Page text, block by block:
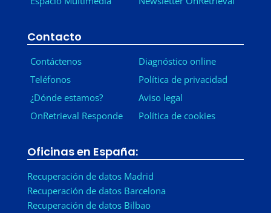
Contacto
Contáctenos
Teléfonos
¿Dónde estamos?
OnRetrieval Responde
Diagnóstico online
Política de privacidad
Aviso legal
Política de cookies
Oficinas en España:
Recuperación de datos Madrid
Recuperación de datos Barcelona
Recuperación de datos Bilbao